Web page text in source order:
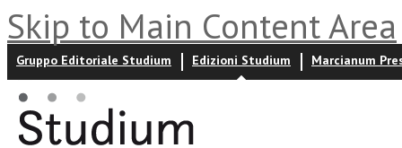
Skip to Main Content Area
Gruppo Editoriale Studium Edizioni Studium Marcianum